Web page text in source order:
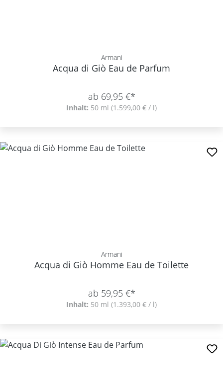
Armani
Acqua di Giò Eau de Parfum
ab 69,95 €*
Inhalt: 50 ml (1.599,00 € / l)
Armani
Acqua di Giò Homme Eau de Toilette
ab 59,95 €*
Inhalt: 50 ml (1.393,00 € / l)